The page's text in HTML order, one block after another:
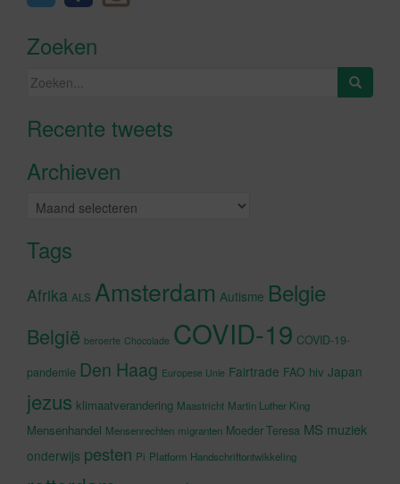
Zoeken
Zoeken
Recente tweetsKlik om marketing cookies te
Archieven
Archieven
Tags
Afrika ALS Amsterdam Autisme Belgie
België beroerte Chocolade COVID-19 COVID-19-
pandemie Den Haag Europese Unie Fairtrade FAO hiv Japan
jezus klimaatverandering Maastricht Martin Luther King
Mensenhandel Mensenrechten migranten Moeder Teresa MS muziek
onderwijs pesten Pi Platform Handschriftontwikkeling